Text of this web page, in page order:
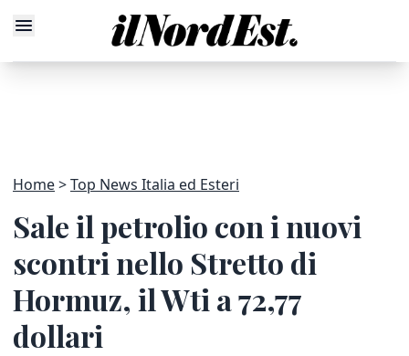
Home Top News Italia ed Esteri
Sale il petrolio con i nuovi
scontri nello Stretto di
Hormuz, il Wti a 72,77
dollari